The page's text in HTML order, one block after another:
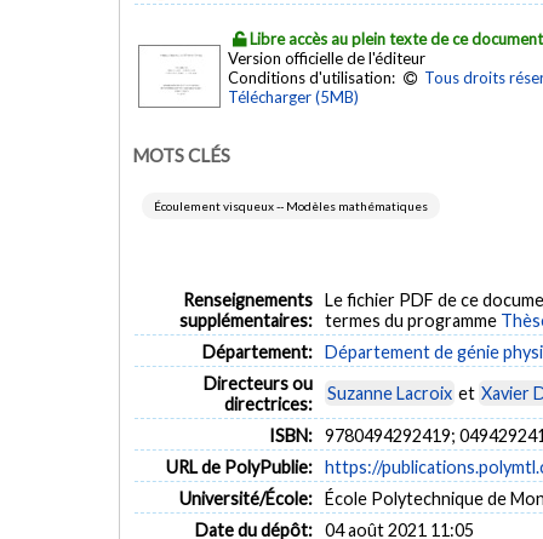
Libre accès au plein texte de ce document
Version officielle de l'éditeur
Conditions d'utilisation:
Tous droits
Télécharger (5MB)
MOTS CLÉS
Écoulement visqueux -- Modèles mathématiques
Renseignements
supplémentaires:
Le fichier PDF de ce
termes du programme
Département: Département de génie
Directeurs ou
directrices:
Suzanne Lacroix et Xavier
ISBN: 9780494292419;
URL de PolyPublie: https://
Université/École: École Polytechnique de
Date du dépôt: 04 août 2021 11:05